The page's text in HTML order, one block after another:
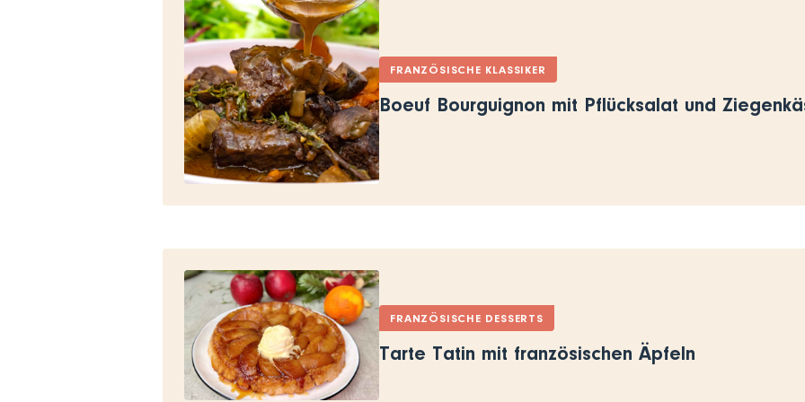
FRANZÖSISCHE KLASSIKER
Boeuf Bourguignon mit Pflücksalat und
FRANZÖSISCHE DESSERTS
Tarte Tatin mit französischen Äpfeln